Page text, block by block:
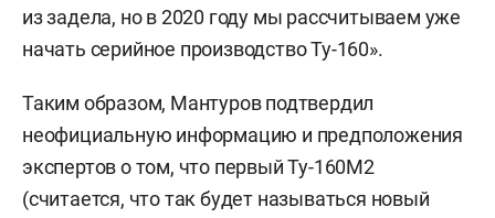
из задела, но в 2020 году мы рассчитываем уже
начать серийное производство Ту-160».
Таким образом, Мантуров подтвердил
неофициальную информацию и предположения
экспертов о том, что первый Ту-160М2
(считается, что так будет называться новый